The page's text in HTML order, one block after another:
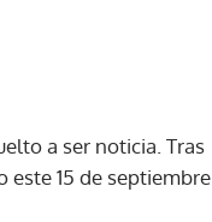
a ser noticia. Tras
este 15 de septiembre